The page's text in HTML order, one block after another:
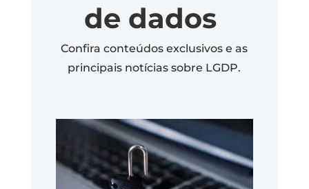
de dados
Confira conteúdos exclusivos e as
principais notícias sobre LGDP.